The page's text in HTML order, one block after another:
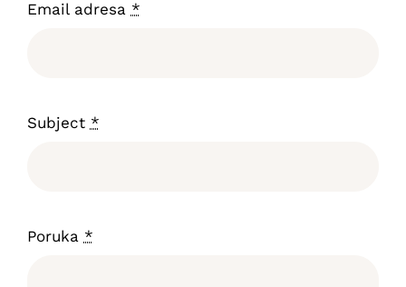
Email adresa *
Subject *
Poruka *